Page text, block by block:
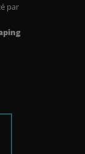
par